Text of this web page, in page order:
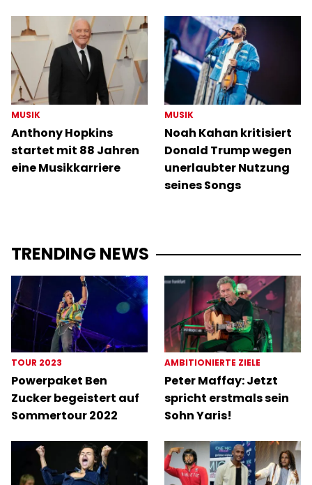
MUSIK
Anthony Hopkins
startet mit 88 Jahren
eine Musikkarriere
MUSIK
Noah Kahan kritisiert
Donald Trump wegen
unerlaubter Nutzung
seines Songs
TRENDING NEWS
TOUR 2023
Powerpaket Ben
Zucker begeistert auf
Sommertour 2022
AMBITIONIERTE ZIELE
Peter Maffay: Jetzt
spricht erstmals sein
Sohn Yaris!